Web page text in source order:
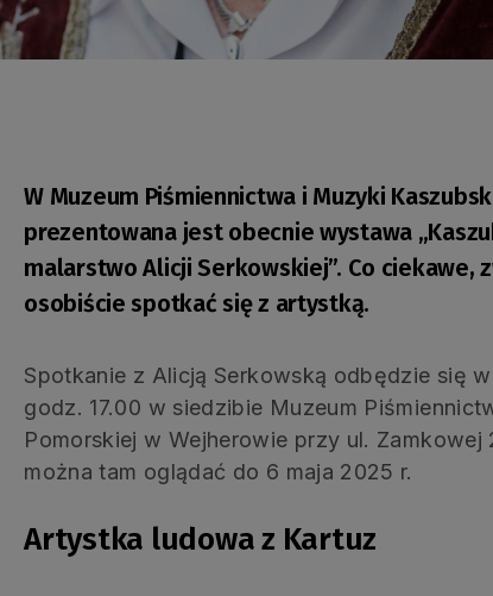
W Muzeum Piśmiennictwa i Muzyki
prezentowana jest obecnie wystawa
malarstwo Alicji Serkowskiej”. Co ciekawe,
osobiście spotkać się z artystką.
Spotkanie z Alicją Serkowską odbędzie się
godz. 17.00 w siedzibie Muzeum
Pomorskiej w Wejherowie przy ul.
można tam oglądać do 6 maja 2025 r.
Artystka ludowa z Kartuz